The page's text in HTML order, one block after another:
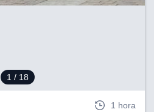
1 / 18
1 hora